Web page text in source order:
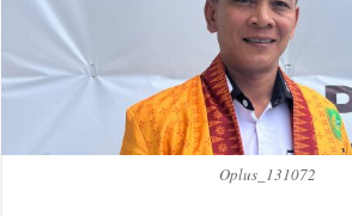
Oplus_131072